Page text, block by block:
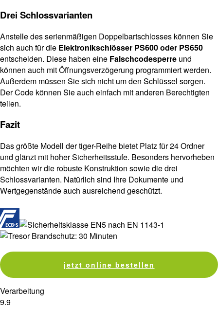
Drei Schlossvarianten
Anstelle des serienmäßigen Doppelbartschlosses können Sie
sich auch für die Elektronikschlösser PS600 oder PS650
entscheiden. Diese haben eine Falschcodesperre und
können auch mit Öffnungsverzögerung programmiert werden.
Außerdem müssen Sie sich nicht um den Schlüssel sorgen.
Der Code können Sie auch einfach mit anderen Berechtigten
teilen.
Fazit
Das größte Modell der tiger-Reihe bietet Platz für 24 Ordner
und glänzt mit hoher Sicherheitsstufe. Besonders hervorheben
möchten wir die robuste Konstruktion sowie die drei
Schlossvarianten. Natürlich sind Ihre Dokumente und
Wertgegenstände auch ausreichend geschützt.
jetzt online bestellen
Verarbeitung
9.9